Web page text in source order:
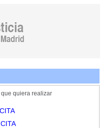
quiera realizar